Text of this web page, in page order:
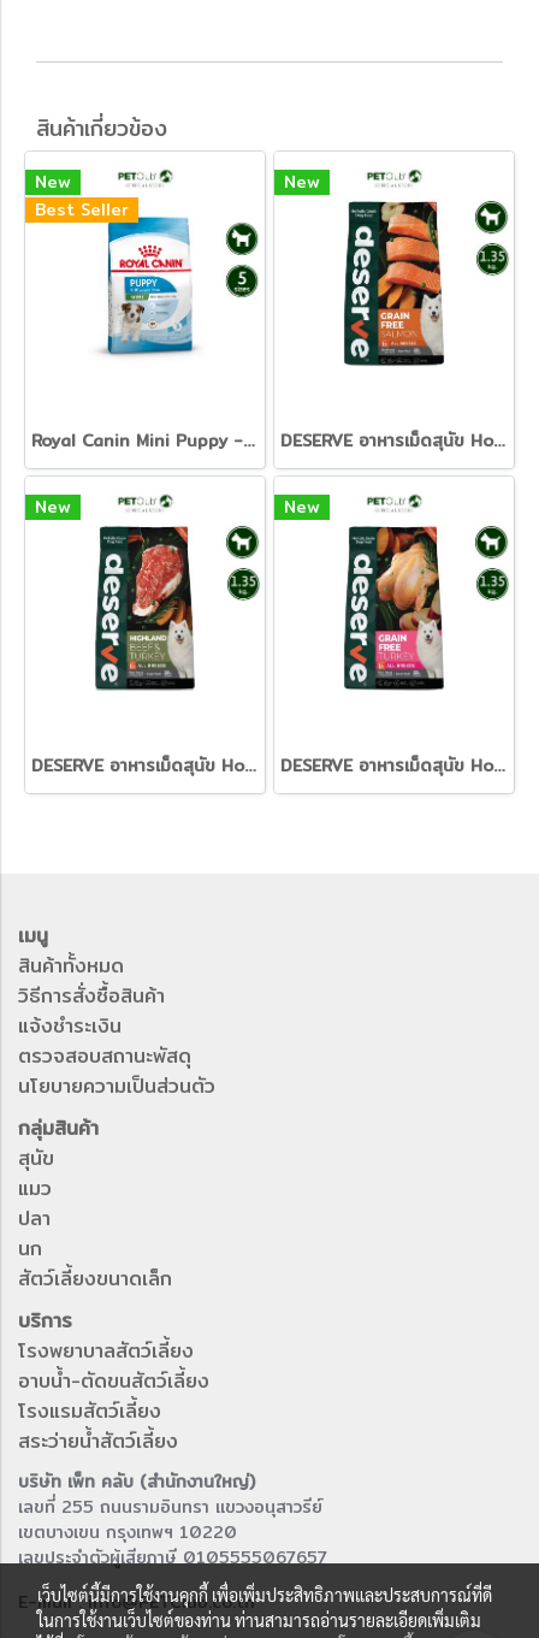
สินค้าเกี่ยวข้อง
New
Best Seller
Royal Canin Mini Puppy - ลูกสุนัข พันธุ์เล็ก 5 ขนาด [800g. 2kg. 4kg. 8kg. 15kg.]
New
DESERVE อาหารเม็ดสุนัข Holistic Grain Free สูตร Salmon บำรุงขนสวย ลดอาการแพ้ ปราศจากธัญพืช [1.35kg]
New
DESERVE อาหารเม็ดสุนัข Holistic Grain Free สูตร Beef & Turkey อร่อย จัดเต็ม เสริมสร้างกล้ามเนื้อ [1.35kg.]
New
DESERVE อาหารเม็ดสุนัข Holistic Grain Free สูตร Turkey ควบคุมน้ำหนัก พร้อมสารอาหารครบถ้วน [1.35kg.]
เมนู
สินค้าทั้งหมด
วิธีการสั่งซื้อสินค้า
แจ้งชำระเงิน
ตรวจสอบสถานะพัสดุ
นโยบายความเป็นส่วนตัว
กลุ่มสินค้า
สุนัข
แมว
ปลา
นก
สัตว์เลี้ยงขนาดเล็ก
บริการ
โรงพยาบาลสัตว์เลี้ยง
อาบน้ำ-ตัดขนสัตว์เลี้ยง
โรงแรมสัตว์เลี้ยง
สระว่ายน้ำสัตว์เลี้ยง
บริษัท เพ็ท คลับ (สำนักงานใหญ่)
เลขที่ 255 ถนนรามอินทรา แขวงอนุสาวรีย์
เขตบางเขน กรุงเทพฯ 10220
เลขประจำตัวผู้เสียภาษี 0105555067657
E-mail : info@PETClub.co.th
เว็บไซต์นี้มีการใช้งานคุกกี้ เพื่อเพิ่มประสิทธิภาพและประสบการณ์ที่ดี
ในการใช้งานเว็บไซต์ของท่าน ท่านสามารถอ่านรายละเอียดเพิ่มเติม